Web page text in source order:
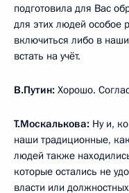
подготовила для Вас
для этих людей особое
включиться либо в
встать на учёт.
В.Путин: Хорошо.
Т.Москалькова: Ну и,
наши традиционные,
людей также
которые остались не
власти или